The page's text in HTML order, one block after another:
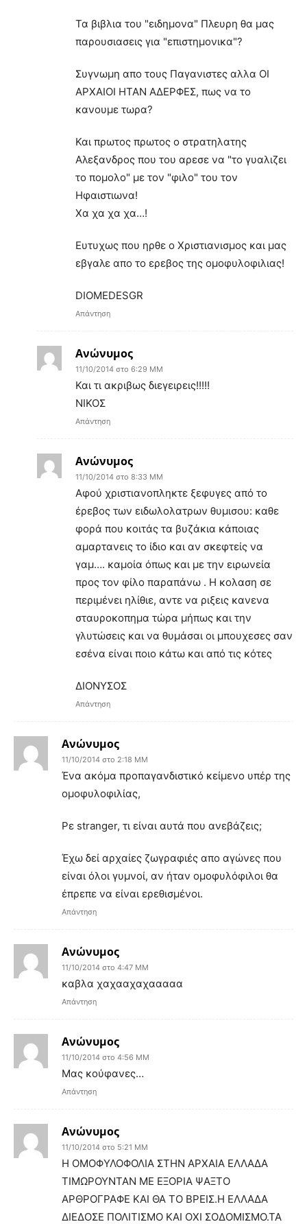
Τα βιβλια του "ειδημονα" Πλευρη θα μας
παρουσιασεις για "επιστημονικα"?
Συγνωμη απο τους Παγανιστες αλλα ΟΙ
ΑΡΧΑΙΟΙ ΗΤΑΝ ΑΔΕΡΦΕΣ, πως να το
κανουμε τωρα?
Και πρωτος πρωτος ο στρατηλατης
Αλεξανδρος που του αρεσε να "το γυαλιζει
το πομολο" με τον "φιλο" του τον
Ηφαιστιωνα!
Χα χα χα χα…!
Ευτυχως που ηρθε ο Χριστιανισμος και μας
εβγαλε απο το ερεβος της ομοφυλοφιλιας!
DIOMEDESGR
Απάντηση
Ανώνυμος
11/10/2014 στο 6:29 ΜΜ
Και τι ακριβως διεγειρεις!!!!!
ΝΙΚΟΣ
Απάντηση
Ανώνυμος
11/10/2014 στο 8:33 ΜΜ
Αφού χριστιανοπληκτε ξεφυγες από το
έρεβος των ειδωλολατρων θυμισου: καθε
φορά που κοιτάς τα βυζάκια κάποιας
αμαρτανεις το ίδιο και αν σκεφτείς να
γαμ…. καμοία όπως και με την ειρωνεία
προς τον φίλο παραπάνω . Η κολαση σε
περιμένει ηλίθιε, αντε να ριξεις κανενα
σταυροκοπημα τώρα μήπως και την
γλυτώσεις και να θυμάσαι οι μπουχεσες σαν
εσένα είναι ποιο κάτω και από τις κότες
ΔΙΟΝΥΣΟΣ
Απάντηση
Ανώνυμος
11/10/2014 στο 2:18 ΜΜ
Ένα ακόμα προπαγανδιστικό κείμενο υπέρ της
ομοφυλοφιλίας,
Ρε stranger, τι είναι αυτά που ανεβάζεις;
Έχω δεί αρχαίες ζωγραφιές απο αγώνες που
είναι όλοι γυμνοί, αν ήταν ομοφυλόφιλοι θα
έπρεπε να είναι ερεθισμένοι.
Απάντηση
Ανώνυμος
11/10/2014 στο 4:47 ΜΜ
καβλα χαχααχαχααααα
Απάντηση
Ανώνυμος
11/10/2014 στο 4:56 ΜΜ
Μας κούφανες…
Απάντηση
Ανώνυμος
11/10/2014 στο 5:21 ΜΜ
Η ΟΜΟΦΥΛΟΦΟΛΙΑ ΣΤΗΝ ΑΡΧΑΙΑ ΕΛΛΑΔΑ
ΤΙΜΩΡΟΥΝΤΑΝ ΜΕ ΕΞΟΡΙΑ ΨΑΞΤΟ
ΑΡΘΡΟΓΡΑΦΕ ΚΑΙ ΘΑ ΤΟ ΒΡΕΙΣ.Η ΕΛΛΑΔΑ
ΔΙΕΔΟΣΕ ΠΟΛΙΤΙΣΜΟ ΚΑΙ ΟΧΙ ΣΟΔΟΜΙΣΜΟ.ΤΑ